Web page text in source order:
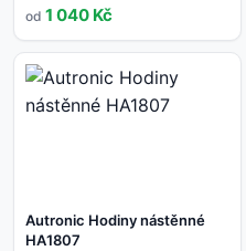
od 1 040 Kč
Autronic Hodiny nástěnné
HA1807